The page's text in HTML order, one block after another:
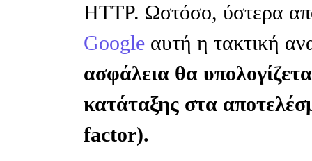
HTTP. Ωστόσο, ύστερα
Google αυτή η τακτική
ασφάλεια θα
κατάταξης στα
factor).